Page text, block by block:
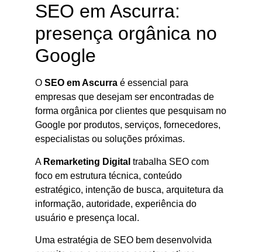
SEO em Ascurra:
presença orgânica no
Google
O SEO em Ascurra é essencial para
empresas que desejam ser encontradas de
forma orgânica por clientes que pesquisam no
Google por produtos, serviços, fornecedores,
especialistas ou soluções próximas.
A Remarketing Digital trabalha SEO com
foco em estrutura técnica, conteúdo
estratégico, intenção de busca, arquitetura da
informação, autoridade, experiência do
usuário e presença local.
Uma estratégia de SEO bem desenvolvida